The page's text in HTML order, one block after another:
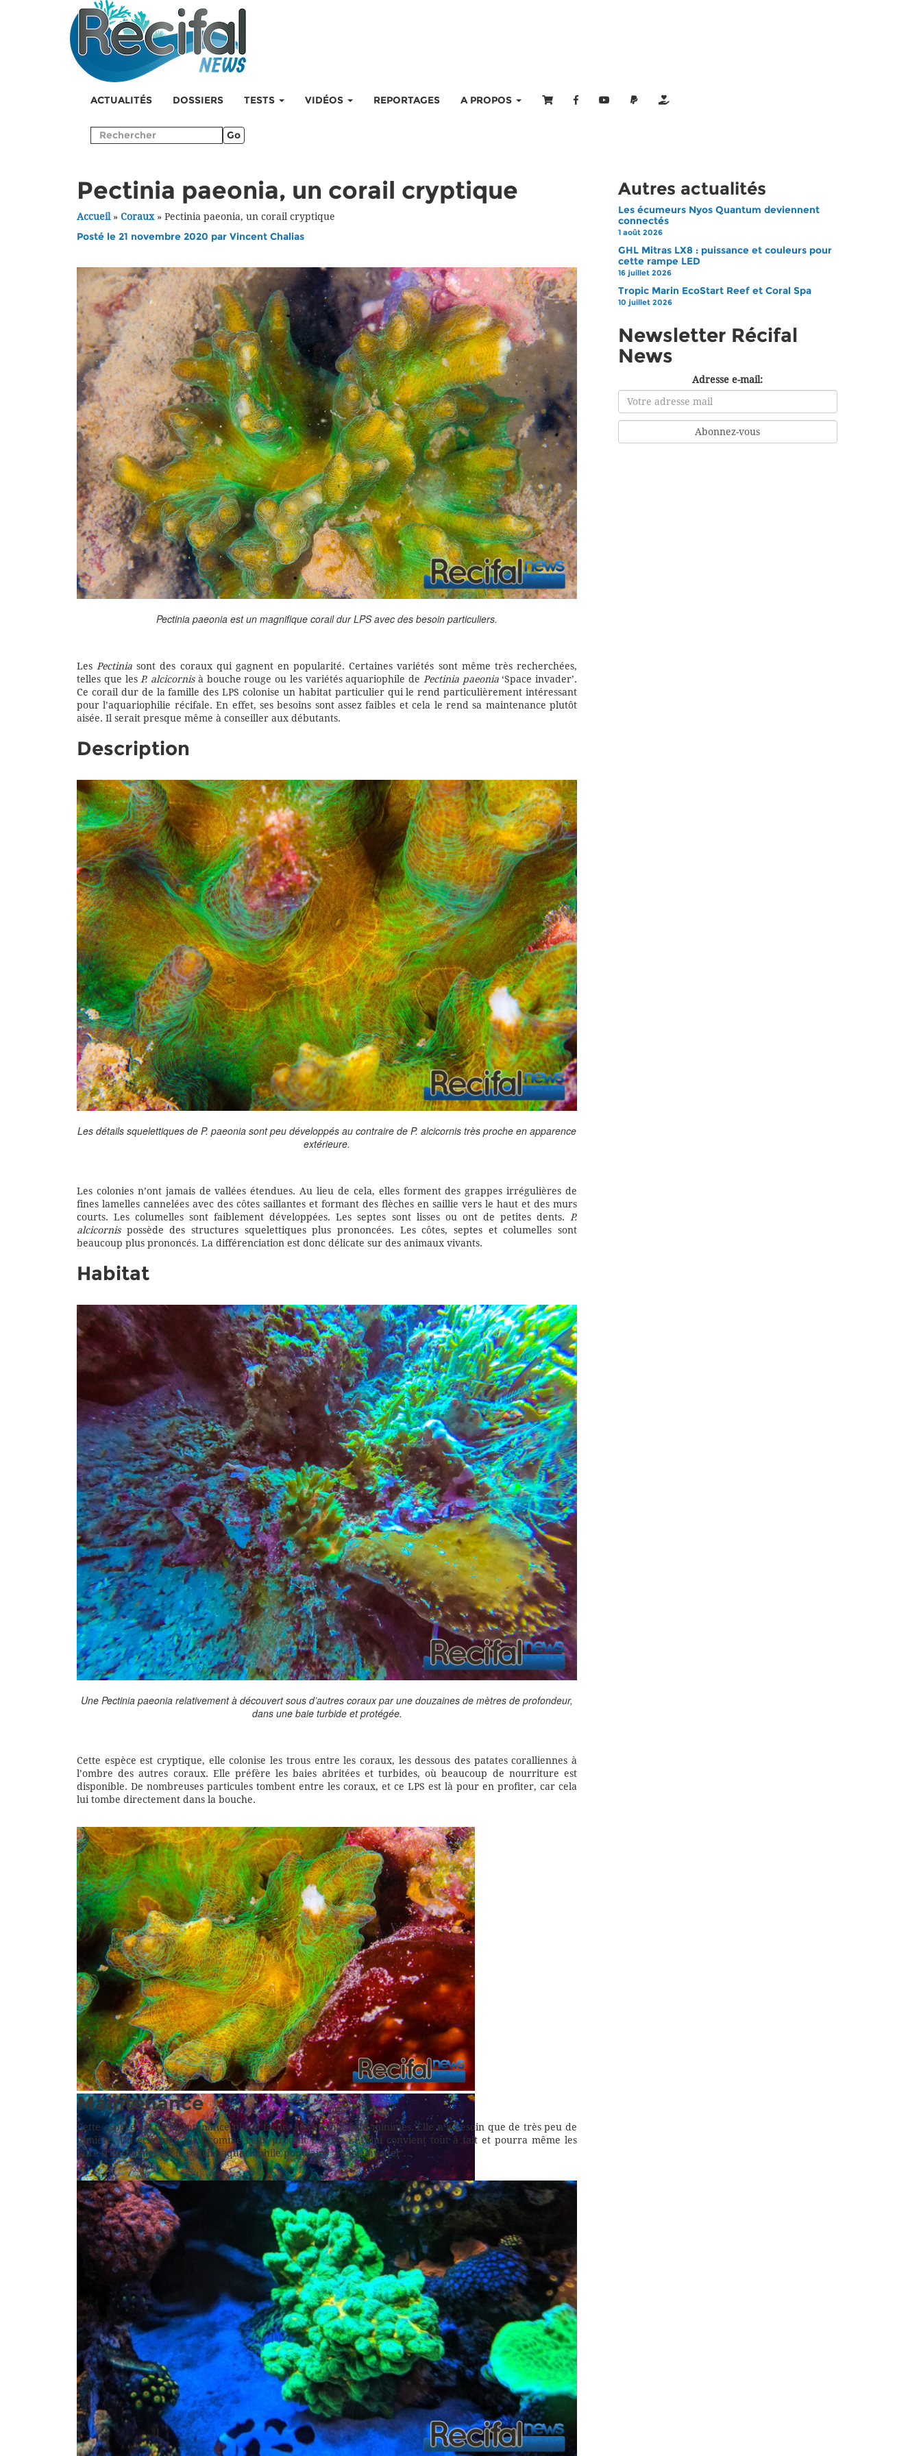
ACTUALITÉS DOSSIERS TESTS VIDÉOS REPORTAGES A PROPOS
Go
Pectinia paeonia, un corail cryptique
Accueil» Coraux» Pectinia paeonia, un corail cryptique
Posté le 21 novembre 2020 par Vincent Chalias
Pectinia paeonia est un magnifique corail dur LPS avec des besoin particuliers.
LesPectinia sont des coraux qui gagnent en popularité. Certaines variétés sont même très recherchées,
telles que lesP. alcicornisà bouche rouge ou les variétés aquariophile de Pectinia paeonia‘Space invader’.
Ce corail dur de la famille des LPS colonise un habitat particulier qui le rend particulièrement intéressant
pour l’aquariophilie récifale. En effet, ses besoins sont assez faibles et cela le rend sa maintenance plutôt
aisée. Il serait presque même à conseiller aux débutants.
Description
Les détails squelettiques de P. paeonia sont peu développés au contraire de P. alcicornis très proche en apparence
extérieure.
Les colonies n’ont jamais de vallées étendues. Au lieu de cela, elles forment des grappes irrégulières de
fines lamelles cannelées avec des côtes saillantes et formant des flèches en saillie vers le haut et des murs
courts. Les columelles sont faiblement développées. Les septes sont lisses ou ont de petites dents. P.
alcicornispossède des structures squelettiques plus prononcées. Les côtes, septes et columelles sont
beaucoup plus prononcés. La différenciation est donc délicate sur des animaux vivants.
Habitat
Une Pectinia paeonia relativement à découvert sous d’autres coraux par une douzaines de mètres de profondeur,
dans une baie turbide et protégée.
Cette espèce est cryptique, elle colonise les trous entre les coraux, les dessous des patates coralliennes à
l’ombre des autres coraux. Elle préfère les baies abritées et turbides, où beaucoup de nourriture est
disponible. De nombreuses particules tombent entre les coraux, et ce LPS est là pour en profiter, car cela
lui tombe directement dans la bouche.
Les branches courtes créent des turbulences nécessaires à l’absorption de nourriture.
Les longues dents sont là pour faire décanter la nourriture directement dans la bouche.
Maintenance
Cette espèce est de maintenance plutôt facile. Ses besoins sont minimes. Elle n’a besoin que de très peu de
lumière. Un éclairage bleu comme celui produit par les LED lui convient tout à fait et pourra même les
faire transformer en la souche aquariophile populaire ‘Space invader’.
Autres actualités
Les écumeurs Nyos Quantum deviennent
connectés
1 août 2026
GHL Mitras LX8 : puissance et couleurs pour
cette rampe LED
16 juillet 2026
Tropic Marin EcoStart Reef et Coral Spa
10 juillet 2026
Newsletter Récifal
News
Adresse e-mail: